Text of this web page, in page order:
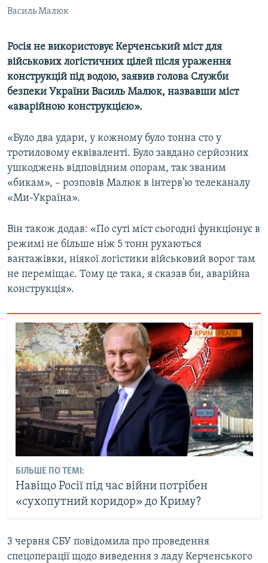
Усі сайти RFE/RL
Василь Малюк
Росія не використовує Керченський міст для
військових логістичних цілей після ураження
конструкцій під водою, заявив голова Служби
безпеки України Василь Малюк, назвавши міст
«аварійною конструкцією».
«Було два удари, у кожному було тонна сто у
тротиловому еквіваленті. Було завдано серйозних
ушкоджень відповідним опорам, так званим
«бикам», – розповів Малюк в інтерв'ю телеканалу
«Ми-Україна».
Він також додав: «По суті міст сьогодні функціонує в
режимі не більше ніж 5 тонн рухаються
вантажівки, ніякої логістики військовий ворог там
не переміщає. Тому це така, я сказав би, аварійна
конструкція».
БІЛЬШЕ ПО ТЕМІ:
Навіщо Росії під час війни потрібен
«сухопутний коридор» до Криму?
3 червня СБУ повідомила про проведення
спецоперації щодо виведення з ладу Керченського